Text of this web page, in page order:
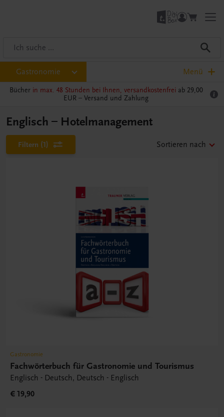
Gastronomie Menü
Bücher in max. 48 Stunden bei Ihnen, versandkostenfrei ab 29,00
EUR – Versand und Zahlung
Englisch – Hotelmanagement
Filtern (1) Sortieren nach
Gastronomie
Fachwörterbuch für Gastronomie und Tourismus
Englisch - Deutsch, Deutsch - Englisch
€ 19,90